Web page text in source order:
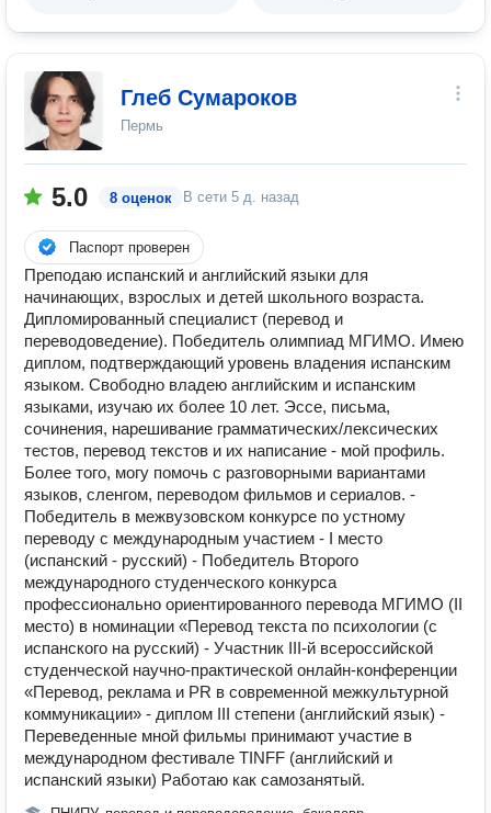
Глеб Сумароков
Пермь
5.0 8 оценок В сети 5 д. назад
Паспорт проверен
Преподаю испанский и английский языки для
начинающих, взрослых и детей школьного возраста.
Дипломированный специалист (перевод и
переводоведение). Победитель олимпиад МГИМО. Имею
диплом, подтверждающий уровень владения испанским
языком. Свободно владею английским и испанским
языками, изучаю их более 10 лет. Эссе, письма,
сочинения, нарешивание грамматических/лексических
тестов, перевод текстов и их написание - мой профиль.
Более того, могу помочь с разговорными вариантами
языков, сленгом, переводом фильмов и сериалов. -
Победитель в межвузовском конкурсе по устному
переводу с международным участием - I место
(испанский - русский) - Победитель Второго
международного студенческого конкурса
профессионально ориентированного перевода МГИМО (II
место) в номинации «Перевод текста по психологии (с
испанского на русский) - Участник III-й всероссийской
студенческой научно-практической онлайн-конференции
«Перевод, реклама и PR в современной межкультурной
коммуникации» - диплом III степени (английский язык) -
Переведенные мной фильмы принимают участие в
международном фестивале TINFF (английский и
испанский языки) Работаю как самозанятый.